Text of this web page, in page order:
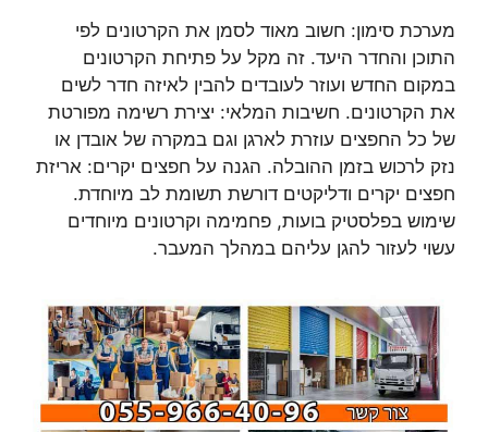
מערכת סימון: חשוב מאוד לסמן את הקרטונים לפי
התוכן והחדר היעד. זה מקל על פתיחת הקרטונים
במקום החדש ועוזר לעובדים להבין לאיזה חדר לשים
את הקרטונים. חשיבות המלאי: יצירת רשימה מפורטת
של כל החפצים עוזרת לארגן וגם במקרה של אובדן או
נזק לרכוש בזמן ההובלה. הגנה על חפצים יקרים: אריזת
חפצים יקרים ודליקטים דורשת תשומת לב מיוחדת.
שימוש בפלסטיק בועות, פחמימה וקרטונים מיוחדים
עשוי לעזור להגן עליהם במהלך המעבר.